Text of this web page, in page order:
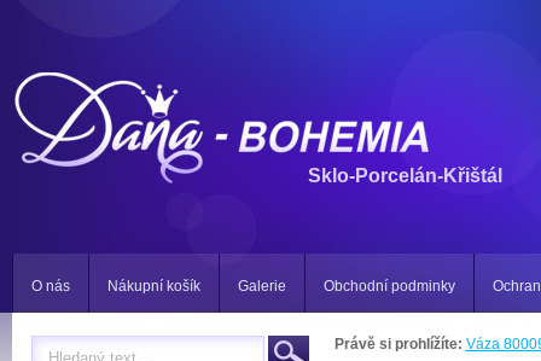
Sklo-Porcelán-Křištál
O nás Nákupní košík Galerie Obchodní podminky
Právě si prohlížíte: Váza